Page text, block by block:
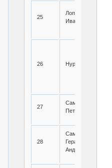
25
Лопарев Федор
Иванович
26 Нуртанов Хамза
27
Самонин Николай
Петрович
28
Самосудов
Герасим
Андреевич